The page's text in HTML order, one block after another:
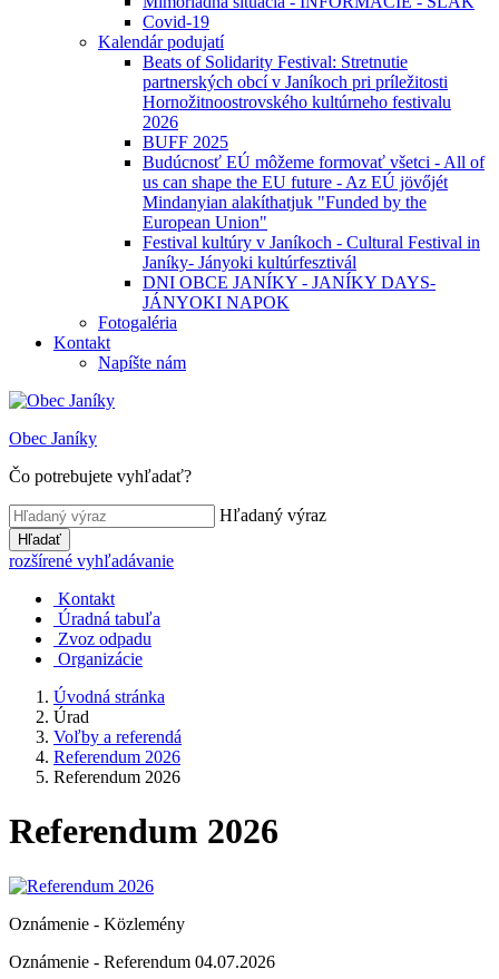
Covid-19
Kalendár podujatí
Beats of Solidarity Festival: Stretnutie
partnerských obcí v Janíkoch pri príležitosti
Hornožitnoostrovského kultúrneho festivalu
2026
BUFF 2025
Budúcnosť EÚ môžeme formovať všetci - All of
us can shape the EU future - Az EÚ jövőjét
Mindanyian alakíthatjuk "Funded by the
European Union"
Festival kultúry v Janíkoch - Cultural Festival in
Janíky- Jányoki kultúrfesztivál
DNI OBCE JANÍKY - JANÍKY DAYS-
JÁNYOKI NAPOK
Fotogaléria
Kontakt
Napíšte nám
Obec Janíky
Čo potrebujete vyhľadať?
Hľadaný výraz
Hľadať
rozšírené vyhľadávanie
Kontakt
Úradná tabuľa
Zvoz odpadu
Organizácie
Úvodná stránka
Úrad
Voľby a referendá
Referendum 2026
Referendum 2026
Referendum 2026
Oznámenie - Közlemény
Oznámenie - Referendum 04.07.2026